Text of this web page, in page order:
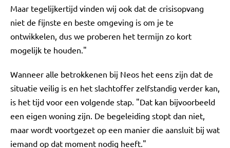
Maar tegelijkertijd vinden wij ook dat de crisisopvang
niet de fijnste en beste omgeving is om je te
ontwikkelen, dus we proberen het termijn zo kort
mogelijk te houden."
Wanneer alle betrokkenen bij Neos het eens zijn dat de
situatie veilig is en het slachtoffer zelfstandig verder kan,
is het tijd voor een volgende stap. "Dat kan bijvoorbeeld
een eigen woning zijn. De begeleiding stopt dan niet,
maar wordt voortgezet op een manier die aansluit bij wat
iemand op dat moment nodig heeft."